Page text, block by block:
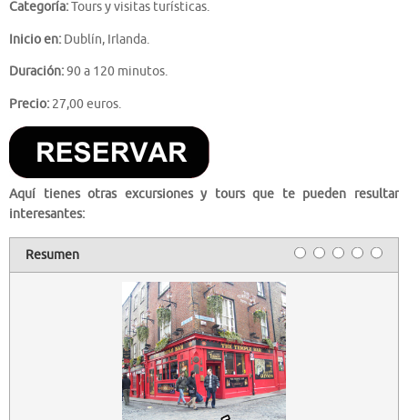
Categoría:Tours y visitas turísticas.
Inicio en: Dublín, Irlanda.
Duración:90 a 120 minutos.
Precio: 27,00 euros.
Aquí tienes otras excursiones y tours que te pueden resultar
interesantes:
Resumen